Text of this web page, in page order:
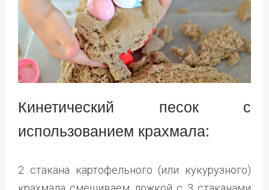
Кинетический песок с
использованием крахмала:
2 стакана картофельного (или кукурузного)